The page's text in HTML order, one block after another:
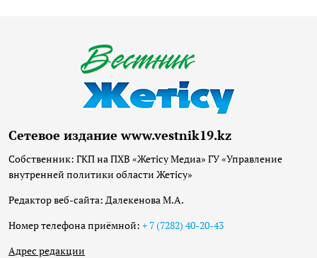
Сетевое издание www.vestnik19.kz
Собственник: ГКП на ПХВ «Жетісу Медиа» ГУ «Управление
внутренней политики области Жетісу»
Редактор веб-сайта: Далекенова М.А.
Номер телефона приёмной: + 7 (7282) 40-20-43
Адрес редакции